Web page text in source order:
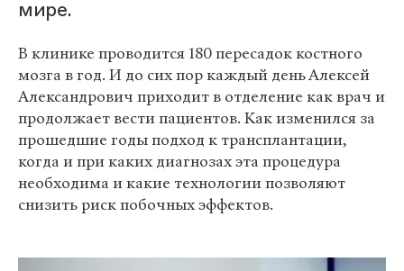
мире.
В клинике проводится 180 пересадок костного
мозга в год. И до сих пор каждый день Алексей
Александрович приходит в отделение как врач и
продолжает вести пациентов. Как изменился за
прошедшие годы подход к трансплантации,
когда и при каких диагнозах эта процедура
необходима и какие технологии позволяют
снизить риск побочных эффектов.